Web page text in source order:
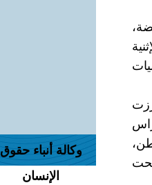
وكالة أنباء حقوق
الإنسان